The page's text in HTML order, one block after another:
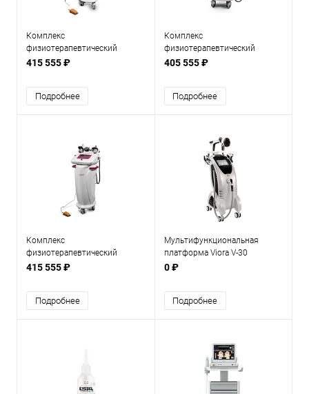
Комплекс
физиотерапевтический
Scopula CaviPro VRF II
415 555 ₽
Подробнее
Комплекс
физиотерапевтический
Scopula CaviPro VRFM I
405 555 ₽
Подробнее
Комплекс
физиотерапевтический
Scopula CaviPro VRMF II
415 555 ₽
Подробнее
Мультифункциональная
платформа Viora V-30
0 ₽
Подробнее